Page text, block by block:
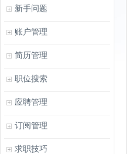
新手问题
账户管理
简历管理
职位搜索
应聘管理
订阅管理
求职技巧